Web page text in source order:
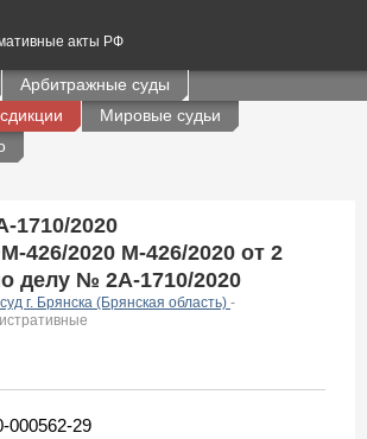
акты РФ
Арбитражные суды
Мировые судьи
2020
426/2020 М-426/2020 от 2
делу № 2А-1710/2020
г. Брянска (Брянская область) -
000562-29